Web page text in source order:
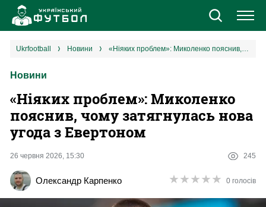
Новини
Єврокубки
УПЛ
2 ліга
ukrfootball новини «Ніяких проблем»: Миколенко пояснив, чому затягнулась нова угода з Евертоном
Новини
«Ніяких проблем»: Миколенко
пояснив, чому затягнулась нова
угода з Евертоном
26 червня 2026, 15:30 245
Олександр Карпенко ★★★★★
★★★★★ 0 голосів